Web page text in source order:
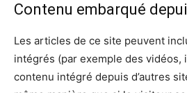
Contenu embarqué
Les articles de ce site peuvent
intégrés (par exemple des vidéos,
contenu intégré depuis d’autres